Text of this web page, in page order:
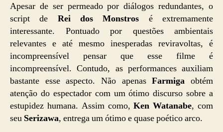
Apesar de ser permeado por diálogos redundantes, o
script de Rei dos Monstros é extremamente
interessante. Pontuado por questões ambientais
relevantes e até mesmo inesperadas reviravoltas, é
incompreensível pensar que esse filme é
incompreensível. Contudo, as performances auxiliam
bastante esse aspecto. Não apenasFarmiga obtém
atenção do espectador com um ótimo discurso sobre a
estupidez humana. Assim como,Ken Watanabe, com
seu Serizawa, entrega um ótimo e quase poético arco.